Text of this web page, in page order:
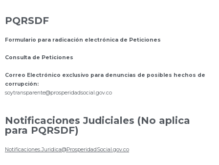
PQRSDF
Formulario para radicación electrónica de Peticiones
Consulta de Peticiones
Correo Electrónico exclusivo para denuncias de posibles hechos de
corrupción:
soytransparente@prosperidadsocial.gov.co
Notificaciones Judiciales (No aplica
para PQRSDF)
Notificaciones.Juridica@ProsperidadSocial.gov.co